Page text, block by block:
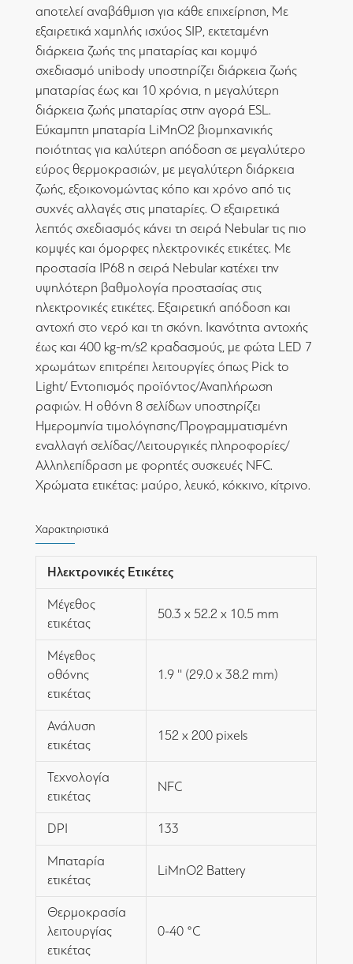
αποτελεί αναβάθμιση για κάθε επιχείρηση, Με
εξαιρετικά χαμηλής ισχύος SIP, εκτεταμένη
διάρκεια ζωής της μπαταρίας και κομψό
σχεδιασμό unibody υποστηρίζει διάρκεια ζωής
μπαταρίας έως και 10 χρόνια, η μεγαλύτερη
διάρκεια ζωής μπαταρίας στην αγορά ESL.
Εύκαμπτη μπαταρία LiMnO2 βιομηχανικής
ποιότητας για καλύτερη απόδοση σε μεγαλύτερο
εύρος θερμοκρασιών, με μεγαλύτερη διάρκεια
ζωής, εξοικονομώντας κόπο και χρόνο από τις
συχνές αλλαγές στις μπαταρίες. Ο εξαιρετικά
λεπτός σχεδιασμός κάνει τη σειρά Nebular τις πιο
κομψές και όμορφες ηλεκτρονικές ετικέτες. Με
προστασία IP68 η σειρά Nebular κατέχει την
υψηλότερη βαθμολογία προστασίας στις
ηλεκτρονικές ετικέτες. Εξαιρετική απόδοση και
αντοχή στο νερό και τη σκόνη. Ικανότητα αντοχής
έως και 400 kg-m/s2 κραδασμούς, με φώτα LED 7
χρωμάτων επιτρέπει λειτουργίες όπως Pick to
Light/ Εντοπισμός προϊόντος/Αναπλήρωση
ραφιών. Η οθόνη 8 σελίδων υποστηρίζει
Ημερομηνία τιμολόγησης/Προγραμματισμένη
εναλλαγή σελίδας/Λειτουργικές πληροφορίες/
Αλληλεπίδραση με φορητές συσκευές NFC.
Χρώματα ετικέτας: μαύρο, λευκό, κόκκινο, κίτρινο.
Χαρακτηριστικά
Ηλεκτρονικές Ετικέτες
Μέγεθος
ετικέτας
50.3 x 52.2 x 10.5 mm
Μέγεθος
οθόνης
ετικέτας
1.9 '' (29.0 x 38.2 mm)
Ανάλυση
ετικέτας
152 x 200 pixels
Τεχνολογία
ετικέτας
NFC
DPI 133
Μπαταρία
ετικέτας
LiMnO2 Battery
Θερμοκρασία
λειτουργίας
ετικέτας
0-40 ‎°C